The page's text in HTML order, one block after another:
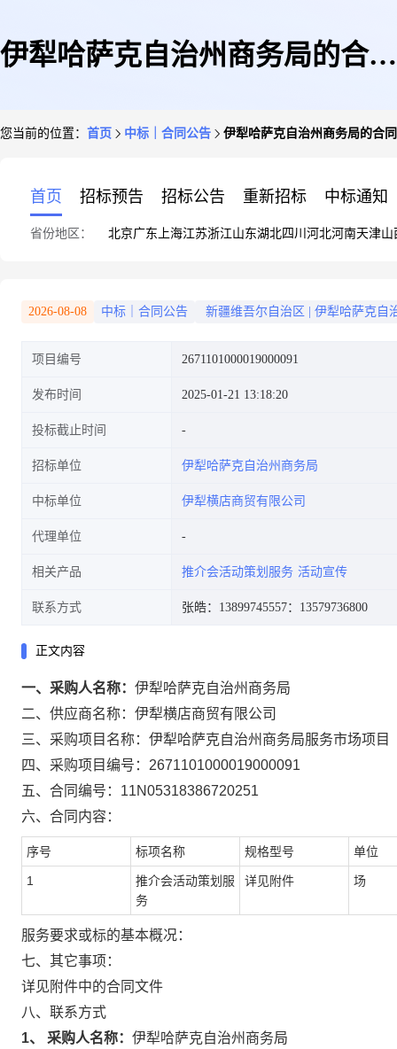
伊犁哈萨克自治州商务局的合同
您当前的位置： 首页 中标｜合同公告 伊犁哈萨克自治州商务局的合
首页 招标预告 招标公告 重新招标 中标通知
省份地区： 北京广东 上海江苏浙江山东湖北四川 河北河南天津山
2026-08-08 中标｜合同公告 新疆维吾尔自治区 伊犁哈萨克自
项目编号 2671101000019000091
发布时间 2025-01-21 13:18:20
投标截止时间
招标单位 伊犁哈萨克自治州商务局
中标单位 伊犁横店商贸有限公司
代理单位
相关产品 推介会活动策划服务 活动宣传
联系方式 张皓：13899745557：13579736800
正文内容
一、采购人名称： 伊犁哈萨克自治州商务局
二、供应商名称： 伊犁横店商贸有限公司
三、采购项目名称： 伊犁哈萨克自治州商务局服务市场项目
四、采购项目编号： 2671101000019000091
五、合同编号： 11N05318386720251
六、合同内容：
序号 标项名称 规格型号 单位
1
推介会活动策划服
务
详见附件 场
服务要求或标的基本概况：
七、其它事项：
详见附件中的合同文件
八、联系方式
1、 采购人名称： 伊犁哈萨克自治州商务局